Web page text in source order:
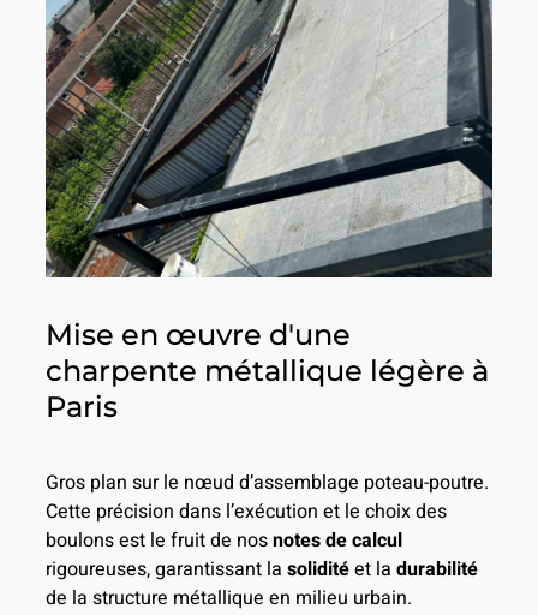
Mise en œuvre d'une
charpente métallique légère à
Paris
Gros plan sur le nœud d’assemblage poteau-poutre.
Cette précision dans l’exécution et le choix des
boulons est le fruit de nosnotes de calcul
rigoureuses, garantissant la soliditéet la durabilité
de la structure métallique en milieu urbain.